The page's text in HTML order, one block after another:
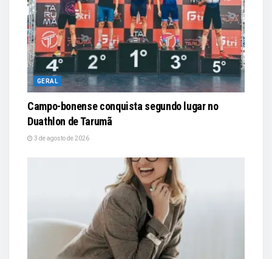
GERAL
Campo-bonense conquista segundo lugar no
Duathlon de Tarumã
3 de agosto de 2026